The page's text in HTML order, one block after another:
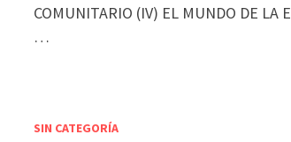
COMUNITARIO (IV) EL MUNDO DE LA
…
SIN CATEGORÍA